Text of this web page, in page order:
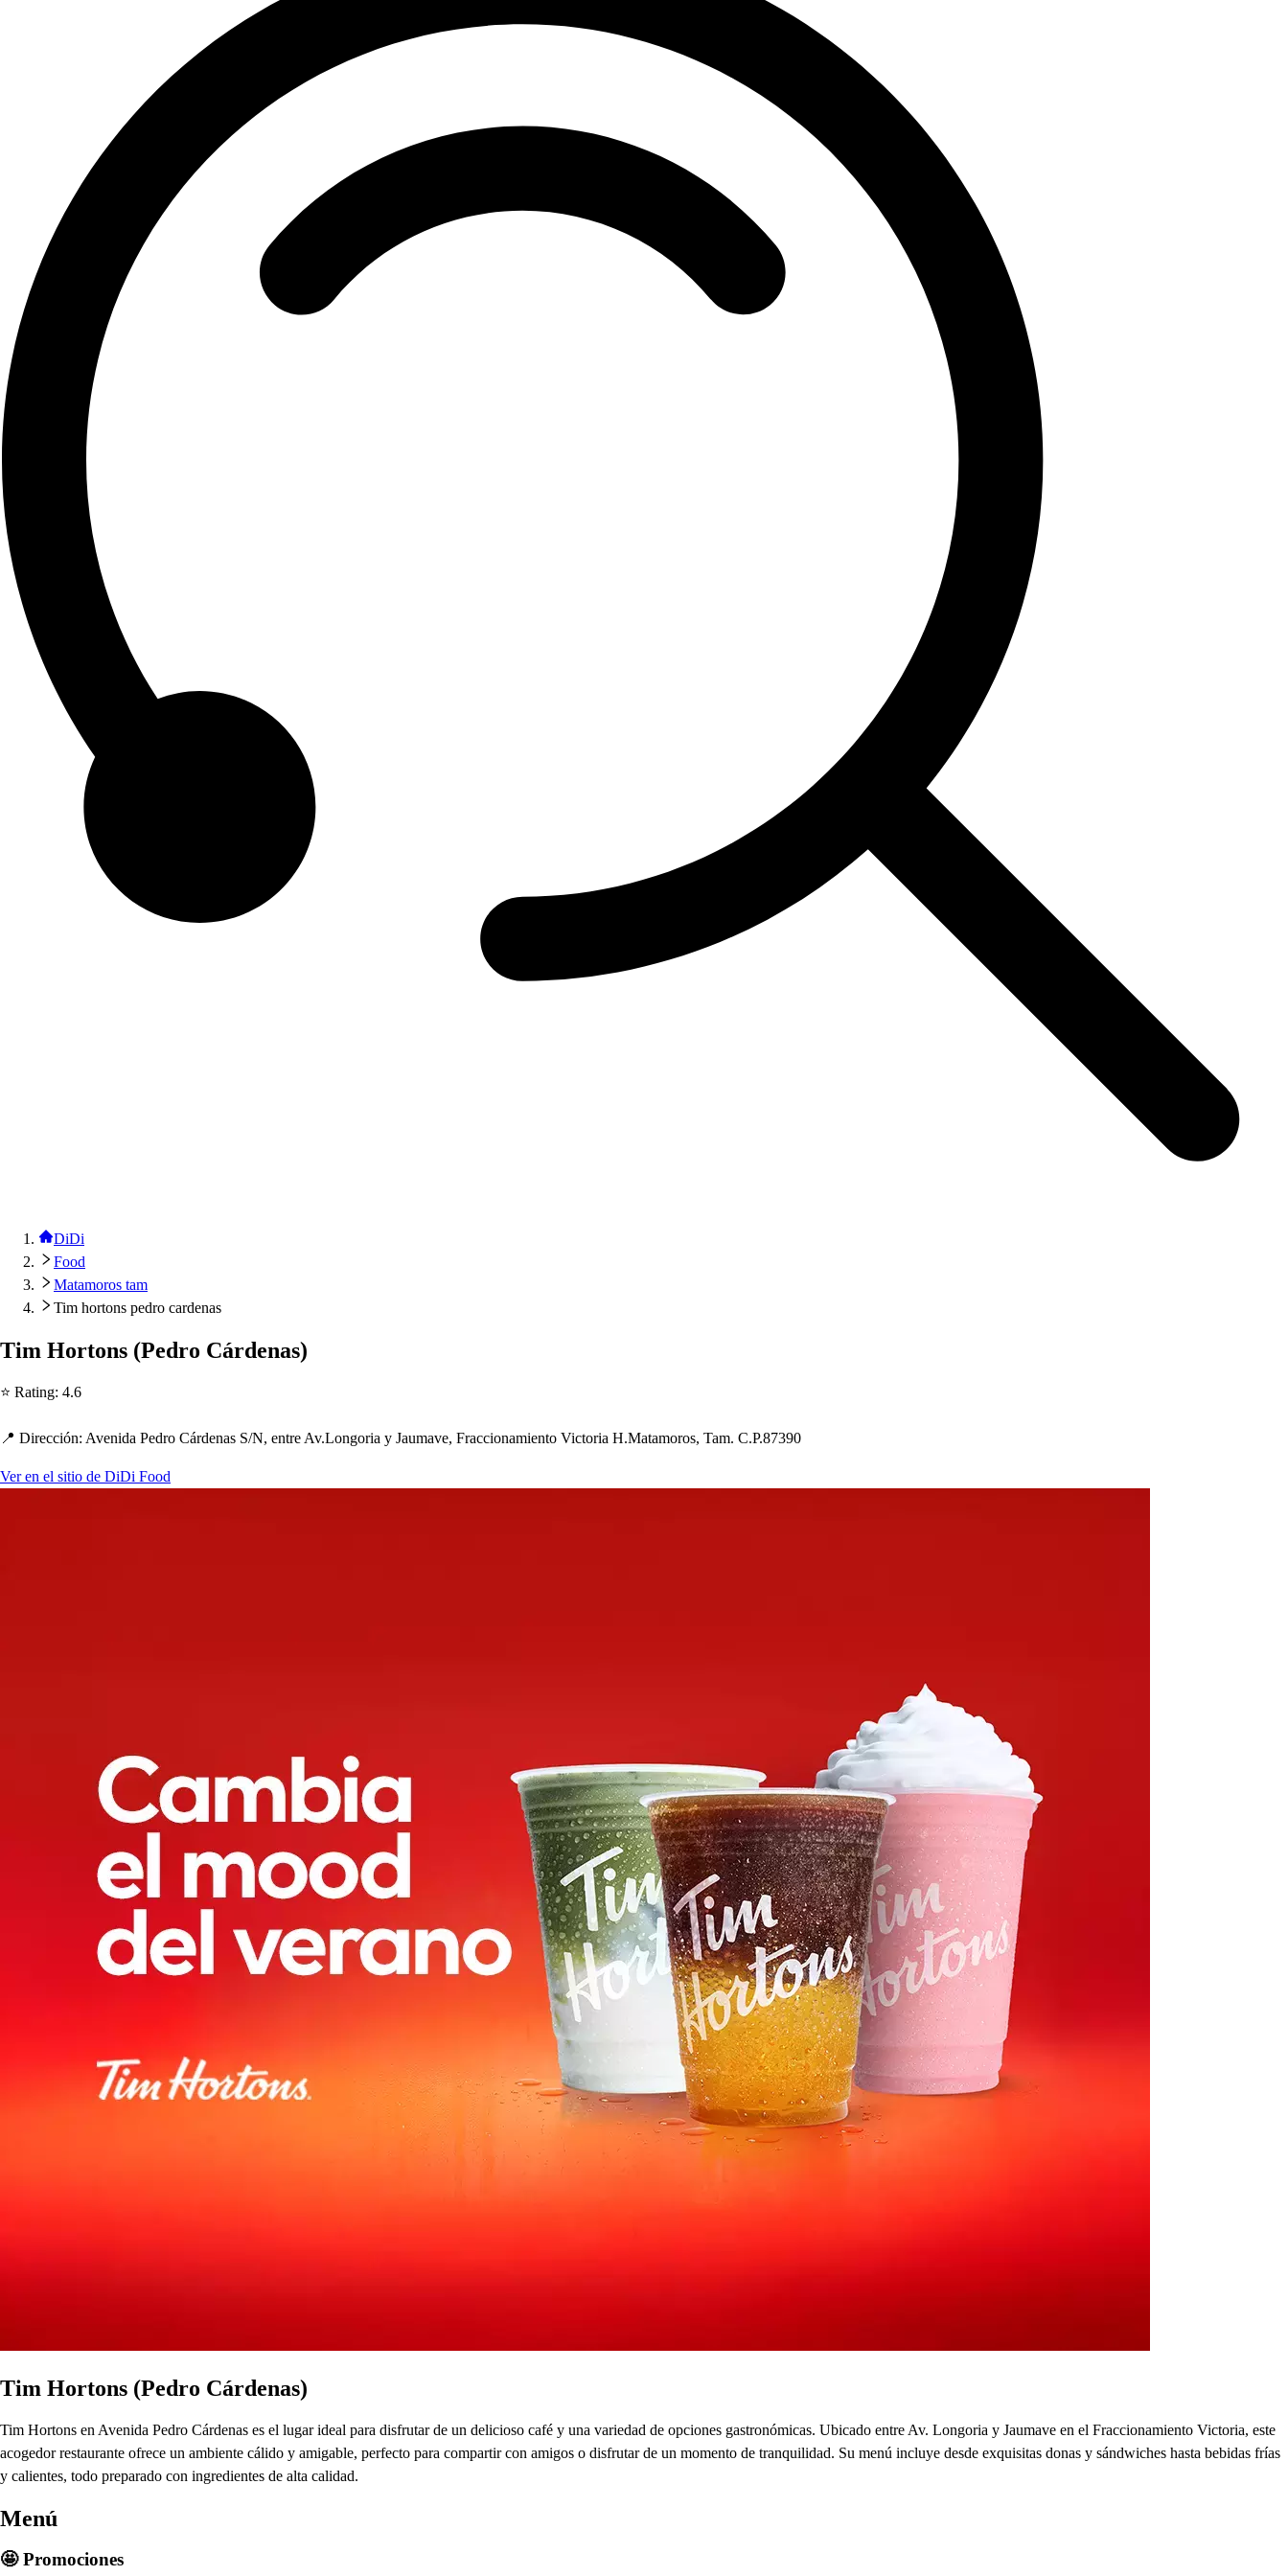
DiDi
Food
Matamoros tam
Tim hortons pedro cardenas
Tim Hortons (Pedro Cárdenas)
⭐ Rating: 4.6
📍 Dirección: Avenida Pedro Cárdenas S/N, entre Av.Longoria y Jaumave, Fraccionamiento Victoria H.Matamoros, Tam. C.P.87390
Ver en el sitio de DiDi Food
Tim Hortons (Pedro Cárdenas)
Tim Hortons en Avenida Pedro Cárdenas es el lugar ideal para disfrutar de un delicioso café y una variedad de opciones gastronómicas. Ubicado entre Av. Longoria y Jaumave en el Fraccionamiento Victoria, este
acogedor restaurante ofrece un ambiente cálido y amigable, perfecto para compartir con amigos o disfrutar de un momento de tranquilidad. Su menú incluye desde exquisitas donas y sándwiches hasta bebidas frías
y calientes, todo preparado con ingredientes de alta calidad.
Menú
🤩 Promociones